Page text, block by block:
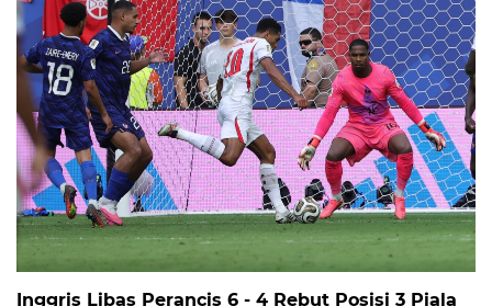
Inggris Libas Perancis 6 - 4 Rebut Posisi 3 Piala